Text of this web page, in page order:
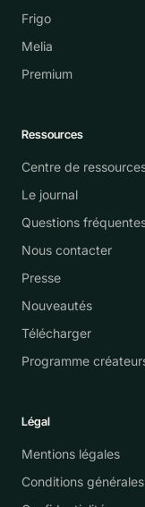
Frigo
Melia
Premium
Ressources
Centre de
Le journal
Questions
Nous contacter
Presse
Nouveautés
Télécharger
Programme
Légal
Mentions légales
Conditions générales